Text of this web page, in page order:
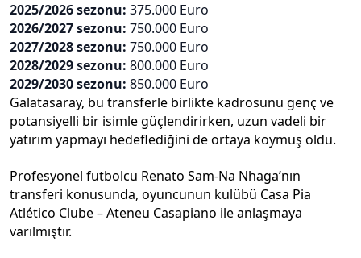
2025/2026 sezonu: 375.000 Euro
2026/2027 sezonu: 750.000 Euro
2027/2028 sezonu: 750.000 Euro
2028/2029 sezonu: 800.000 Euro
2029/2030 sezonu: 850.000 Euro
Galatasaray, bu transferle birlikte kadrosunu genç ve
potansiyelli bir isimle güçlendirirken, uzun vadeli bir
yatırım yapmayı hedeflediğini de ortaya koymuş oldu.
Profesyonel futbolcu Renato Sam-Na Nhaga’nın
transferi konusunda, oyuncunun kulübü Casa Pia
Atlético Clube – Ateneu Casapiano ile anlaşmaya
varılmıştır.